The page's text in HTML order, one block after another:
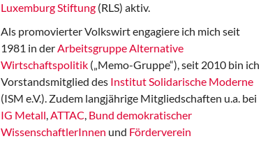
Luxemburg Stiftung (RLS) aktiv.
Als promovierter Volkswirt engagiere ich mich seit
1981 in derArbeitsgruppe Alternative
Wirtschaftspolitik („Memo-Gruppe“), seit 2010 bin ich
Vorstandsmitglied des Institut Solidarische Moderne
(ISM e.V.). Zudem langjährige Mitgliedschaften u.a. bei
IG Metall,ATTAC, Bund demokratischer
WissenschaftlerInnen und Förderverein